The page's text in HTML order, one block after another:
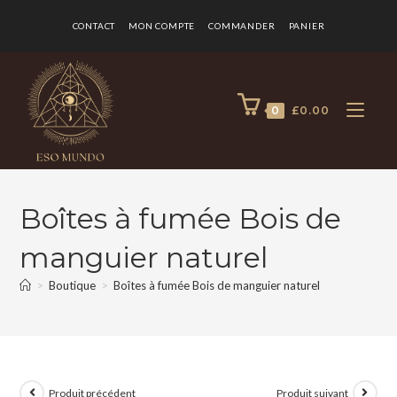
CONTACT MON COMPTE COMMANDER PANIER
0 £0.00
Boîtes à fumée Bois de
manguier naturel
> Boutique > Boîtes à fumée Bois de manguier naturel
Produit précédent Produit suivant